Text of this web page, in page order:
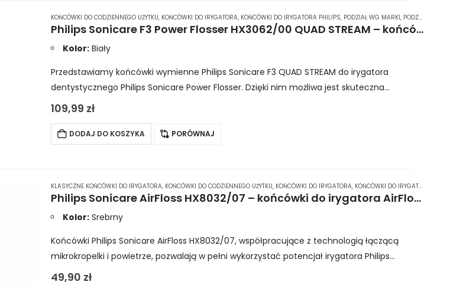
KOŃCÓWKI DO CODZIENNEGO UŻYTKU, KOŃCÓWKI DO IRYGATORA, KOŃCÓWKI DO IRYGATORA PHILIPS, PODZIAŁ WG MARKI, PODZIAŁ WG RODZAJU / PRZEZNACZENIA KONCOWKI IRYGATOR
Philips Sonicare F3 Power Flosser HX3062/00 QUAD STREAM – końcówki do irygatora Philips Power Flosser 2 szt.
Kolor: Biały
Przedstawiamy końcówki wymienne Philips Sonicare F3 QUAD STREAM do irygatora
dentystycznego Philips Sonicare Power Flosser. Dzięki nim możliwa jest skuteczna
pielęgnacja trudno dostępnych miejsc w jamie ustnej, w tym przestrzeni…
109,99 zł
DODAJ DO KOSZYKA PORÓWNAJ
KLASYCZNE KOŃCÓWKI DO IRYGATORA, KOŃCÓWKI DO CODZIENNEGO UŻYTKU, KOŃCÓWKI DO IRYGATORA, KOŃCÓWKI DO IRYGATORA PHILIPS
Philips Sonicare AirFloss HX8032/07 – końcówki do irygatora AirFloss Pro/Ultra 2 szt.
Kolor: Srebrny
Końcówki Philips Sonicare AirFloss HX8032/07, współpracujące z technologią łączącą
mikrokropelki i powietrze, pozwalają w pełni wykorzystać potencjał irygatora Philips
Sonicare AirFloss Pro/Ultra. Dzięki nim zapewnisz sobie optymalną ochronę przed
49,90 zł